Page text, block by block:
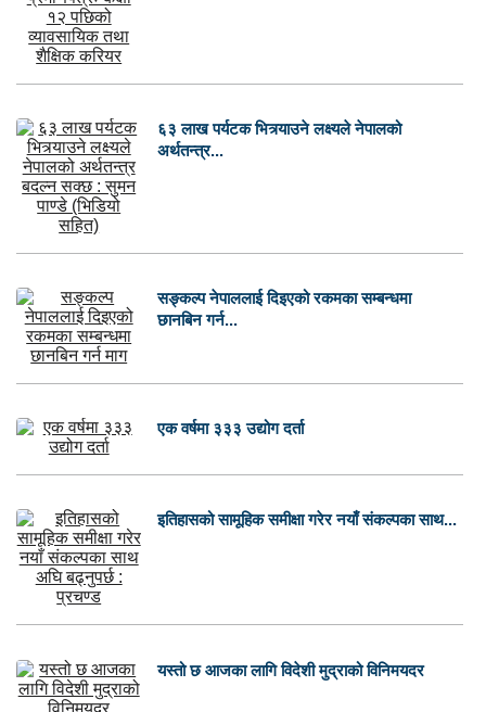
६३ लाख पर्यटक भित्र्याउने लक्ष्यले नेपालको
अर्थतन्त्र...
सङ्कल्प नेपाललाई दिइएको रकमका सम्बन्धमा
छानबिन गर्न...
एक वर्षमा ३३३ उद्योग दर्ता
इतिहासको सामूहिक समीक्षा गरेर नयाँ संकल्पका साथ...
यस्तो छ आजका लागि विदेशी मुद्राको विनिमयदर